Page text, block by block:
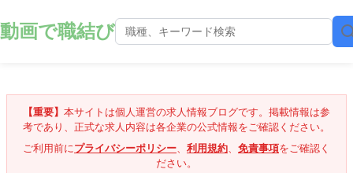
動画で職結び
【重要】 本サイトは個人運営の求人情報ブログです。掲載情報は参
考であり、正式な求人内容は各企業の公式情報をご確認ください。
ご利用前にプライバシーポリシー、 利用規約、 免責事項をご確認く
ださい。